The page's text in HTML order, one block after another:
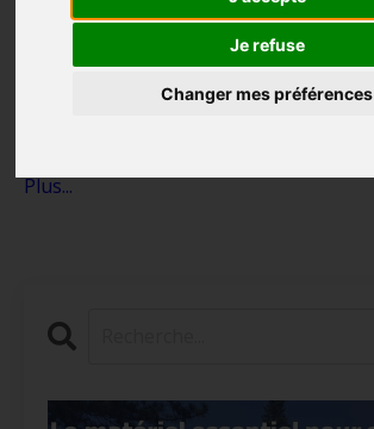
Je refuse
Changer mes préférences
France et d'Espagne.
Lire la suite
Plus...